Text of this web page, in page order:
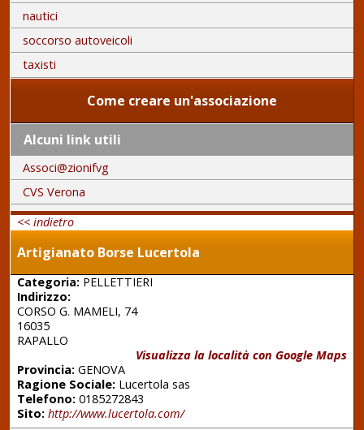
nautici
soccorso autoveicoli
taxisti
Come creare un'associazione
Alcuni link utili
Associ@zionifvg
CVS Verona
<< indietro
Artigianato Borse Lucertola
Categoria:PELLETTIERI
Indirizzo:
CORSO G. MAMELI, 74
16035
RAPALLO
Visualizza la località con Google Maps
Provincia:GENOVA
Ragione Sociale:Lucertola sas
Telefono:0185272843
Sito: http://www.lucertola.com/